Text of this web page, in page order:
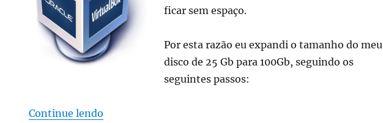
ficar sem espaço.
Por esta razão eu expandi o tamanho do meu
disco de 25 Gb para 100Gb, seguindo os
seguintes passos:
Continue lendo“VirtualBox – Expandindo espaço do disco”